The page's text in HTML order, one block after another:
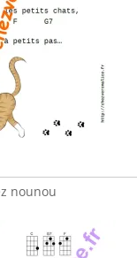
nounou